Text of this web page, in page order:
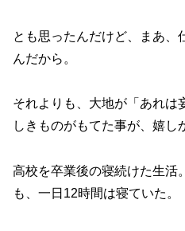
とも思ったんだけど、まあ、
んだから。
それよりも、大地が「あれは
しきものがもてた事が、嬉し
高校を卒業後の寝続けた生活
も、一日12時間は寝ていた。